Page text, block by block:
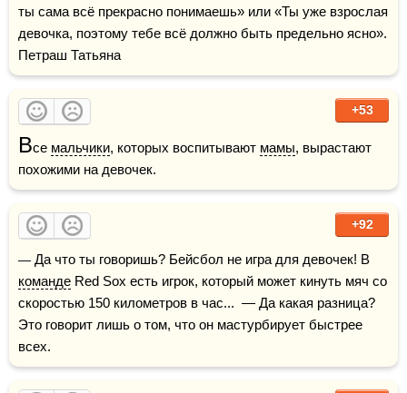
ты сама всё прекрасно понимаешь» или «Ты уже взрослая
девочка, поэтому тебе всё должно быть предельно ясно».
Петраш Татьяна
+53
Все мальчики, которых воспитывают мамы, вырастают
похожими на девочек.
+92
команде Red Sox есть игрок, который может кинуть мяч со
скоростью 150 километров в час...  — Да какая разница?
Это говорит лишь о том, что он мастурбирует быстрее
всех.